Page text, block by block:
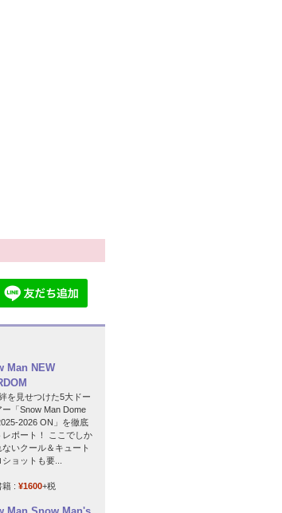
Man NEW
を見せつけた5大ドー
ー「Snow Man Dome
2026 ON」を徹底
レポート！ ここでしか
ないクール＆キュート
ョットも要...
籍 : ¥1600+税